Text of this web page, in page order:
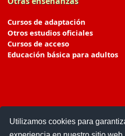
Utilizamos cookies para
Cursos de adaptación
Otros estudios oficiales
Cursos de acceso
Educación básica para adultos